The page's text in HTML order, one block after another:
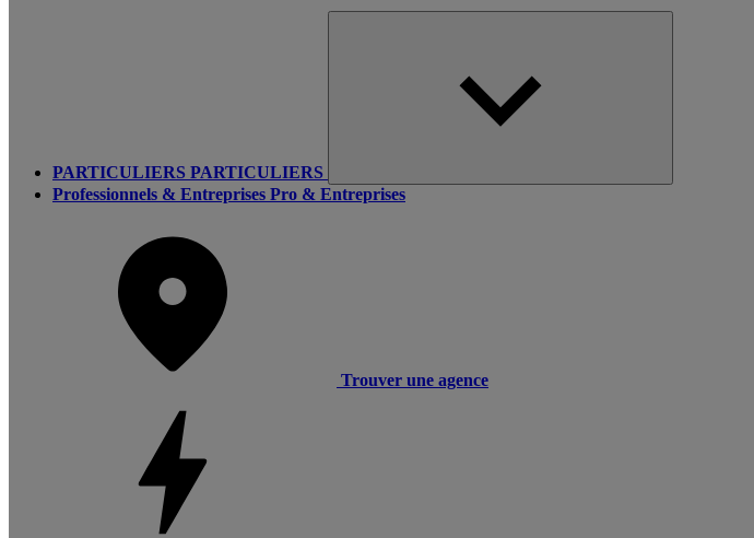
PARTICULIERS PARTICULIERS
Professionnels & Entreprises Pro & Entreprises
Trouver une agence